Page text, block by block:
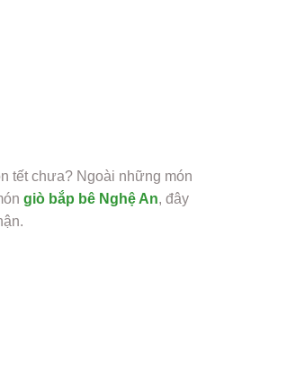
tết chưa? Ngoài những món
giò bắp bê Nghệ An, đây